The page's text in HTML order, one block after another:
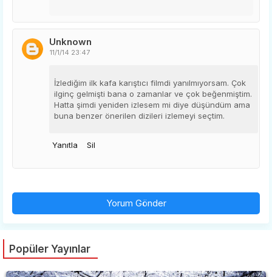
Unknown
11/1/14 23:47
İzlediğim ilk kafa karıştıcı filmdi yanılmıyorsam. Çok
ilginç gelmişti bana o zamanlar ve çok beğenmiştim.
Hatta şimdi yeniden izlesem mi diye düşündüm ama
buna benzer önerilen dizileri izlemeyi seçtim.
Yanıtla Sil
Yorum Gönder
Popüler Yayınlar